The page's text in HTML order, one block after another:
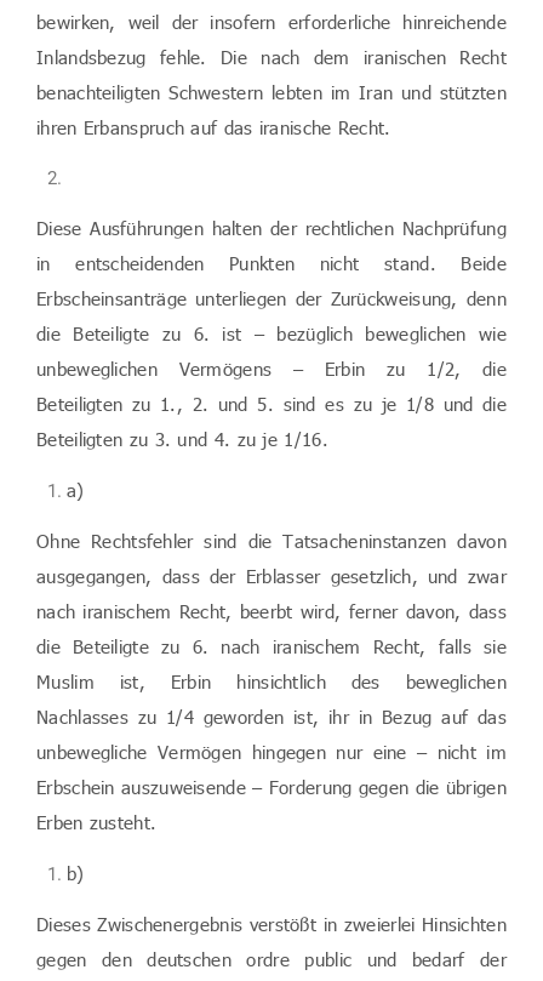
bewirken, weil der insofern erforderliche hinreichende
Inlandsbezug fehle. Die nach dem iranischen Recht
benachteiligten Schwestern lebten im Iran und stützten
ihren Erbanspruch auf das iranische Recht.
Diese Ausführungen halten der rechtlichen Nachprüfung
in entscheidenden Punkten nicht stand. Beide
Erbscheinsanträge unterliegen der Zurückweisung, denn
die Beteiligte zu 6. ist – bezüglich beweglichen wie
unbeweglichen Vermögens – Erbin zu 1/2, die
Beteiligten zu 1., 2. und 5. sind es zu je 1/8 und die
Beteiligten zu 3. und 4. zu je 1/16.
a)
Ohne Rechtsfehler sind die Tatsacheninstanzen davon
ausgegangen, dass der Erblasser gesetzlich, und zwar
nach iranischem Recht, beerbt wird, ferner davon, dass
die Beteiligte zu 6. nach iranischem Recht, falls sie
Muslim ist, Erbin hinsichtlich des beweglichen
Nachlasses zu 1/4 geworden ist, ihr in Bezug auf das
unbewegliche Vermögen hingegen nur eine – nicht im
Erbschein auszuweisende – Forderung gegen die übrigen
Erben zusteht.
b)
Dieses Zwischenergebnis verstößt in zweierlei Hinsichten
gegen den deutschen ordre public und bedarf der